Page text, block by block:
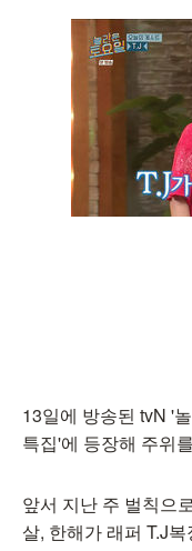
13일에 방송된 tvN '
특집'에 등장해 주위
앞서 지난 주 벌칙으
살, 한해가 래퍼 T.J